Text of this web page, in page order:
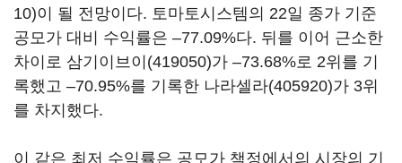
10)이 될 전망이다. 토마토시스템의 22일 종가 기준
공모가 대비 수익률은 –77.09%다. 뒤를 이어 근소한
차이로 삼기이브이(419050)가 –73.68%로 2위를 기
록했고 –70.95%를 기록한 나라셀라(405920)가 3위
를 차지했다.
이 같은 최저 수익률은 공모가 책정에서의 시장의 기